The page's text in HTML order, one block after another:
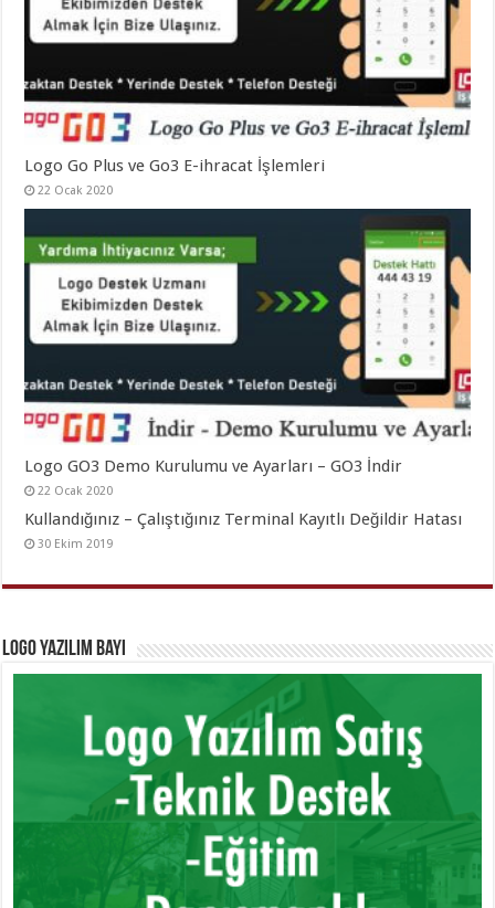
Logo Go Plus ve Go3 E-ihracat İşlemleri
22 Ocak 2020
Logo GO3 Demo Kurulumu ve Ayarları – GO3 İndir
22 Ocak 2020
Kullandığınız – Çalıştığınız Terminal Kayıtlı Değildir Hatası
30 Ekim 2019
Logo Yazılım Bayi